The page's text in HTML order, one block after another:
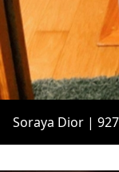
Soraya Dior |